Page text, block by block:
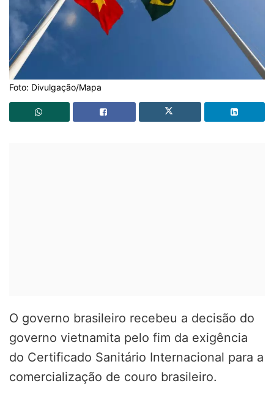
Foto: Divulgação/Mapa
O governo brasileiro recebeu a decisão do
governo vietnamita pelo fim da exigência
do Certificado Sanitário Internacional para a
comercialização de couro brasileiro.